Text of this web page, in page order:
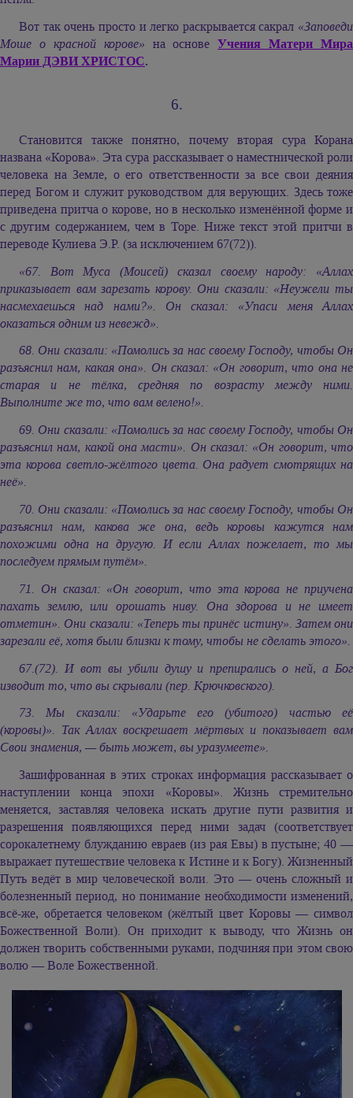
Вот так очень просто и легко раскрывается сакрал «Заповеди
Моше о красной корове» на основеУчения Матери Мира
Марии ДЭВИ ХРИСТОС.
6.
Становится также понятно, почему вторая сура Корана
названа «Корова». Эта сура рассказывает о наместнической роли
человека на Земле, о его ответственности за все свои деяния
перед Богом и служит руководством для верующих. Здесь тоже
приведена притча о корове, но в несколько изменённой форме и
с другим содержанием, чем в Торе. Ниже текст этой притчи в
переводе Кулиева Э.Р. (за исключением 67(72)).
«67. Вот Муса (Моисей) сказал своему народу: «Аллах
приказывает вам зарезать корову. Они сказали: «Неужели ты
насмехаешься над нами?». Он сказал: «Упаси меня Аллах
оказаться одним из невежд».
68. Они сказали: «Помолись за нас своему Господу, чтобы Он
разъяснил нам, какая она». Он сказал: «Он говорит, что она не
старая и не тёлка, средняя по возрасту между ними.
Выполните же то, что вам велено!».
69. Они сказали: «Помолись за нас своему Господу, чтобы Он
разъяснил нам, какой она масти». Он сказал: «Он говорит, что
эта корова светло-жёлтого цвета. Она радует смотрящих на
неё».
70. Они сказали: «Помолись за нас своему Господу, чтобы Он
разъяснил нам, какова же она, ведь коровы кажутся нам
похожими одна на другую. И если Аллах пожелает, то мы
последуем прямым путём».
71. Он сказал: «Он говорит, что эта корова не приучена
пахать землю, или орошать ниву. Она здорова и не имеет
отметин». Они сказали: «Теперь ты принёс истину». Затем они
зарезали её, хотя были близки к тому, чтобы не сделать этого».
67.(72). И вот вы убили душу и препирались о ней, а Бог
изводит то, что вы скрывали (пер. Крючковского).
73. Мы сказали: «Ударьте его (убитого) частью её
(коровы)». Так Аллах воскрешает мёртвых и показывает вам
Свои знамения, — быть может, вы уразумеете».
Зашифрованная в этих строках информация рассказывает о
наступлении конца эпохи «Коровы». Жизнь стремительно
меняется, заставляя человека искать другие пути развития и
разрешения появляющихся перед ними задач (соответствует
сорокалетнему блужданию евраев (из рая Евы) в пустыне; 40 —
выражает путешествие человека к Истине и к Богу). Жизненный
Путь ведёт в мир человеческой воли. Это — очень сложный и
болезненный период, но понимание необходимости изменений,
всё-же, обретается человеком (жёлтый цвет Коровы — символ
Божественной Воли). Он приходит к выводу, что Жизнь он
должен творить собственными руками, подчиняя при этом свою
волю — Воле Божественной.